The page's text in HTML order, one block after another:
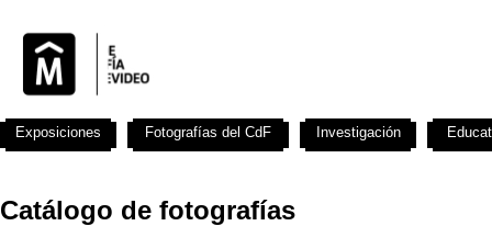
Catálogo de fotografías
Exposiciones Fotografías del CdF Investigación